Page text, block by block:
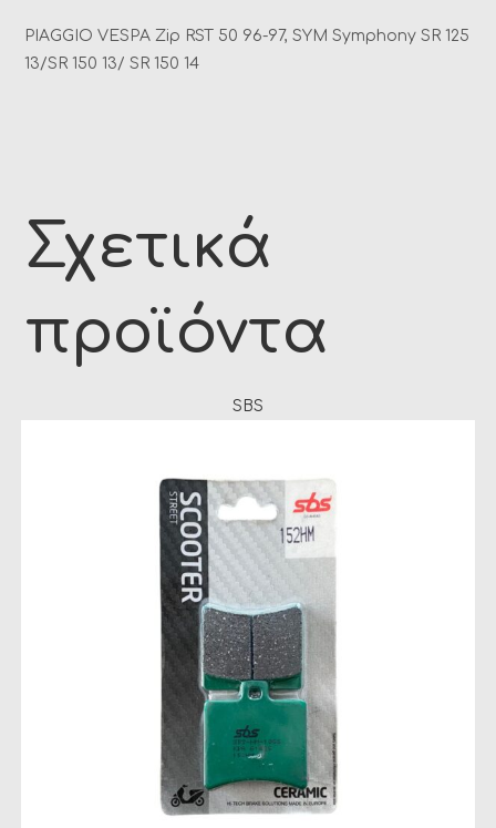
PIAGGIO VESPA Zip RST 50 96-97, SYM Symphony SR 125
13/SR 150 13/ SR 150 14
Σχετικά
προϊόντα
SBS